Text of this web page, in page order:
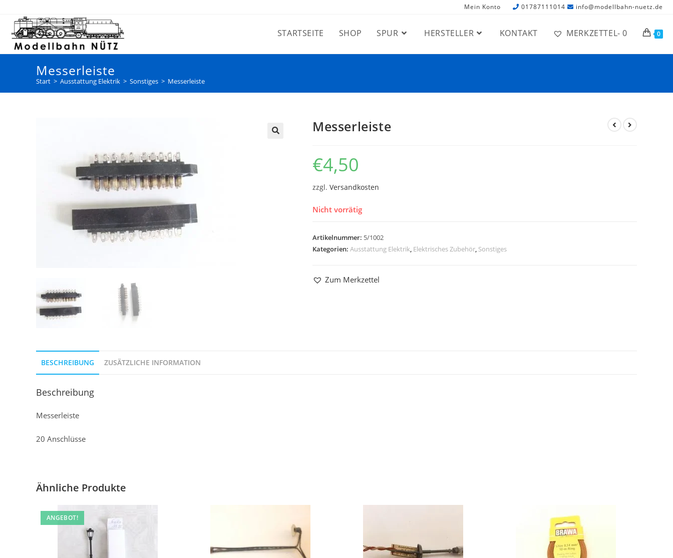
Mein Konto 01787111014 info@modellbahn-nuetz.de
STARTSEITE SHOP SPUR HERSTELLER KONTAKT MERKZETTEL- 0 0
Messerleiste
Start > Ausstattung Elektrik > Sonstiges > Messerleiste
Messerleiste
€4,50
zzgl. Versandkosten
Nicht vorrätig
Artikelnummer: 5/1002
Kategorien: Ausstattung Elektrik, Elektrisches Zubehör, Sonstiges
Zum Merkzettel
BESCHREIBUNG ZUSÄTZLICHE INFORMATION
Beschreibung
Messerleiste
20 Anschlüsse
Ähnliche Produkte
ANGEBOT!